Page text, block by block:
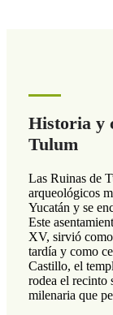
Historia y
Tulum
Las Ruinas de
arqueológicos
Yucatán y se
Este
XV, sirvió
tardía y como
Castillo, el
rodea el recinto
milenaria que